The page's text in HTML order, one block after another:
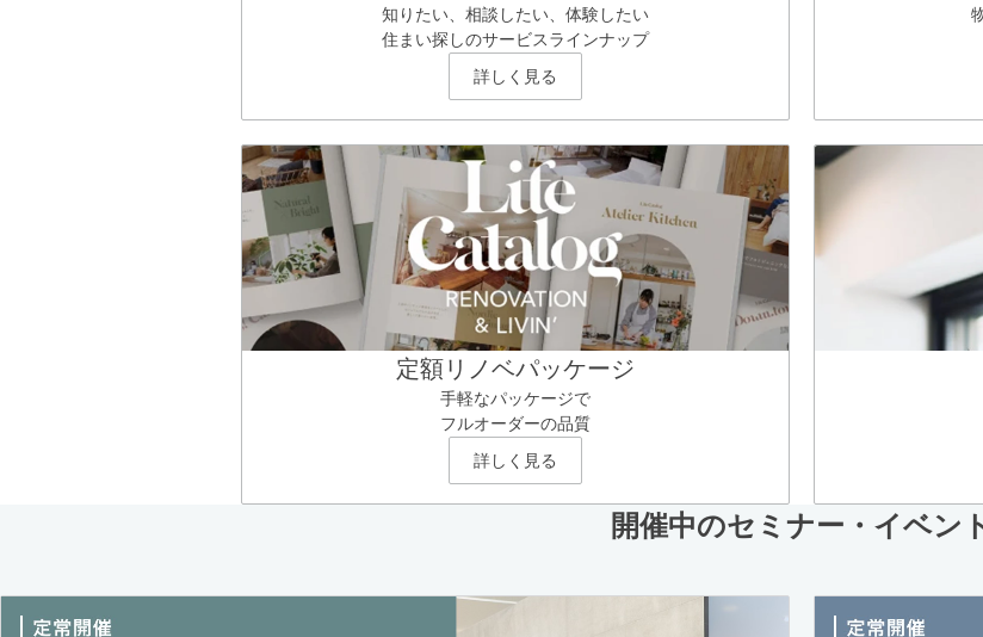
知りたい、相談したい、体験したい
住まい探しのサービスラインナップ
詳しく見る
定額リノベパッケージ
手軽なパッケージで
フルオーダーの品質
詳しく見る
開催中のセミナー・イベン